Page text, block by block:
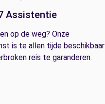
Assistentie
op de weg? Onze
is te allen tijde beschikbaar
reis te garanderen.